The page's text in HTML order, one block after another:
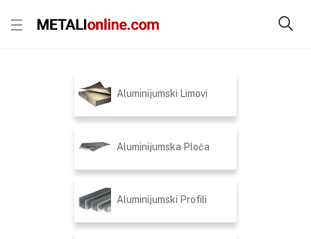
Aluminijumski Limovi
Aluminijumska Ploča
Aluminijumski Profili